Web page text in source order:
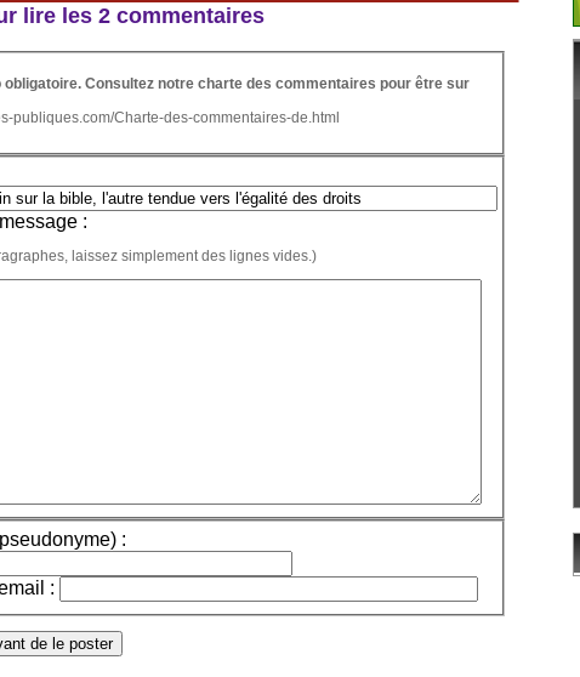
lire les 2 commentaires
obligatoire. Consultez notre charte des commentaires pour être sur
publiques.com/Charte-des-commentaires-de.html
:
laissez simplement des lignes vides.)
:
: